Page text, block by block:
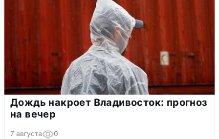
Дождь накроет Владивосток: прогноз
на вечер
7 августа 0